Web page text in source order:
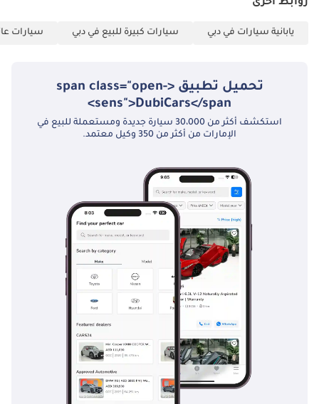
روابط أخرى
يابانية سيارات في دبي سيارات كبيرة للبيع في دبي سيارات
تحميل تطبيق <span class="open-
sens">DubiCars</span>
استكشف أكثر من 30،000 سيارة جديدة ومستعملة للبيع في
الإمارات من أكثر من 350 وكيل معتمد.